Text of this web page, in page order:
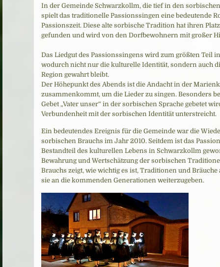
In der Gemeinde Schwarzkollm, die tief in den
spielt das traditionelle Passionssingen eine bedeutende
Passionszeit. Diese alte sorbische Tradition hat ihren
gefunden und wird von den Dorfbewohnern mit großer
Das Liedgut des Passionssingens wird zum größten Teil
wodurch nicht nur die kulturelle Identität, sondern auch
Region gewahrt bleibt.
Der Höhepunkt des Abends ist die Andacht in der
zusammenkommt, um die Lieder zu singen. Besonders
Gebet „Vater unser“ in der sorbischen Sprache gebetet
Verbundenheit mit der sorbischen Identität unterstreicht.
Ein bedeutendes Ereignis für die Gemeinde war die
sorbischen Brauchs im Jahr 2010. Seitdem ist das
Bestandteil des kulturellen Lebens in Schwarzkollm
Bewahrung und Wertschätzung der sorbischen
Brauchs zeigt, wie wichtig es ist, Traditionen und
sie an die kommenden Generationen weiterzugeben.